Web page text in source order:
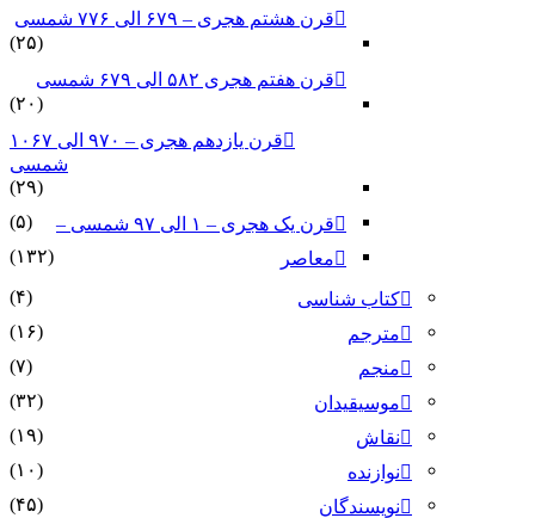
قرن هشتم هجری – ۶۷۹ الی ۷۷۶ شمسی
(۲۵)
قرن هفتم هجری ۵۸۲ الی ۶۷۹ شمسی
(۲۰)
قرن یازدهم هجری – ۹۷۰ الی ۱۰۶۷
شمسی
(۲۹)
قرن یک هجری – ۱ الی ۹۷ شمسی –
(۵)
معاصر
(۱۳۲)
کتاب شناسی
(۴)
مترجم
(۱۶)
منجم
(۷)
موسیقیدان
(۳۲)
نقاش
(۱۹)
نوازنده
(۱۰)
نویسندگان
(۴۵)